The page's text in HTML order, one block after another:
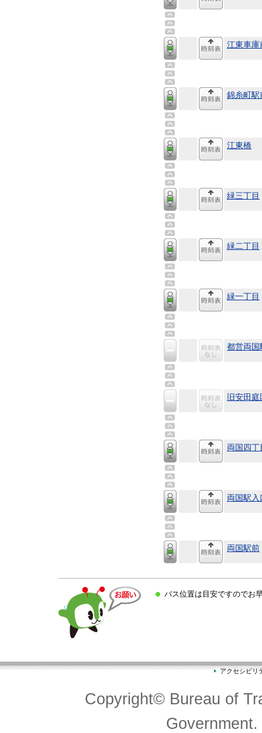
江東車庫
錦糸町駅
江東橋
緑三丁目
緑二丁目
緑一丁目
都営両国
旧安田
両国四丁
両国駅入
両国駅前
バス位置は目安ですのでお
アクセシビリ
Copyright© Bureau of